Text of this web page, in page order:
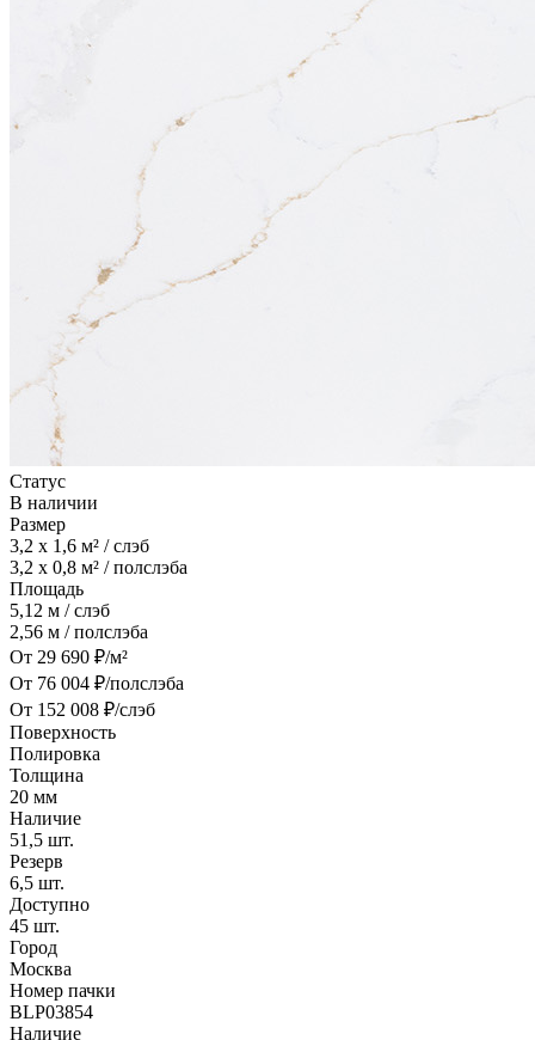
Статус
В наличии
Размер
3,2 x 1,6 м² / слэб
3,2 x 0,8 м² / полслэба
Площадь
5,12 м / слэб
2,56 м / полслэба
От 29 690 ₽/м²
От 76 004 ₽/полслэба
От 152 008 ₽/слэб
Поверхность
Полировка
Толщина
20 мм
Наличие
51,5 шт.
Резерв
6,5 шт.
Доступно
45 шт.
Город
Москва
Номер пачки
BLP03854
Наличие